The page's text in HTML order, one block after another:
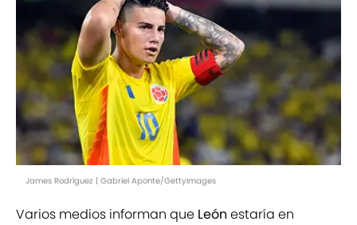
James Rodríguez | Gabriel Aponte/GettyImages
Varios medios informan que León estaría en